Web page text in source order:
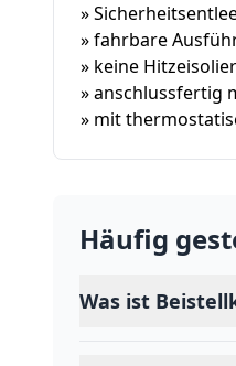
»
» fahrbare
» keine
» anschlussfertig
» mit
Häufig
Was ist